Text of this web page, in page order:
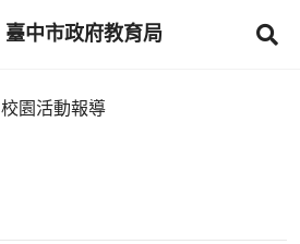
臺中市政府教育局
校園活動報導